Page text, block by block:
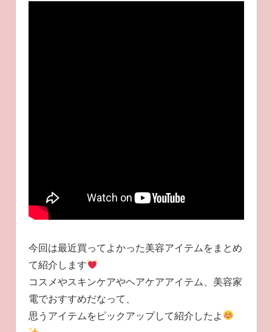
今回は最近買ってよかった美容アイテムをまとめ
て紹介します
コスメやスキンケアやヘアケアアイテム、美容家
電でおすすめだなって、
思うアイテムをピックアップして紹介したよ